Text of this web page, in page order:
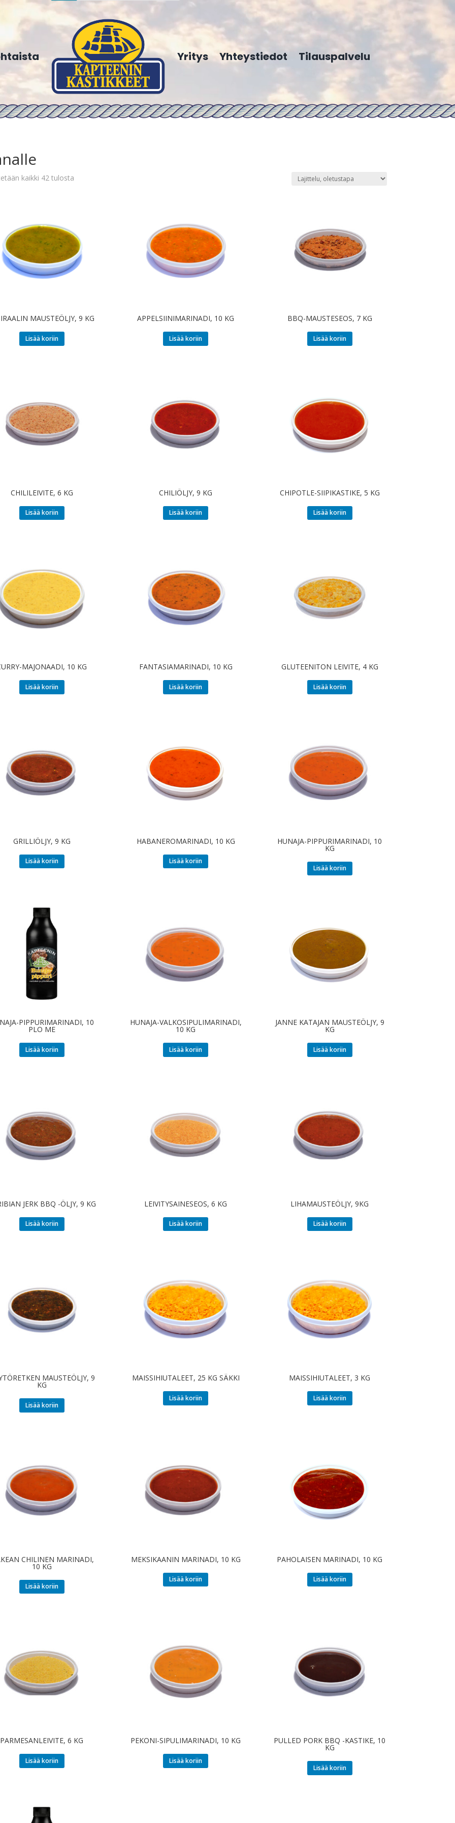
Yritys Yhteystiedot Tilauspalvelu
kaikki 42 tulosta
MAUSTEÖLJY, 9 KG
Lisää koriin
APPELSIINIMARINADI, 10 KG
Lisää koriin
BBQ-MAUSTESEOS, 7 KG
Lisää koriin
CHILILEIVITE, 6 KG
Lisää koriin
CHILIÖLJY, 9 KG
Lisää koriin
CHIPOTLE-SIIPIKASTIKE, 5 KG
Lisää koriin
MAJONAADI, 10 KG
Lisää koriin
FANTASIAMARINADI, 10 KG
Lisää koriin
GLUTEENITON LEIVITE, 4 KG
Lisää koriin
GRILLIÖLJY, 9 KG
Lisää koriin
HABANEROMARINADI, 10 KG
Lisää koriin
HUNAJA-PIPPURIMARINADI, 10
KG
Lisää koriin
PIPPURIMARINADI, 10
PLO ME
Lisää koriin
HUNAJA-VALKOSIPULIMARINADI,
10 KG
Lisää koriin
JANNE KATAJAN MAUSTEÖLJY, 9
KG
Lisää koriin
JERK BBQ -ÖLJY, 9 KG
Lisää koriin
LEIVITYSAINESEOS, 6 KG
Lisää koriin
LIHAMAUSTEÖLJY, 9KG
Lisää koriin
MAUSTEÖLJY, 9
KG
Lisää koriin
MAISSIHIUTALEET, 25 KG SÄKKI
Lisää koriin
MAISSIHIUTALEET, 3 KG
Lisää koriin
CHILINEN MARINADI,
10 KG
Lisää koriin
MEKSIKAANIN MARINADI, 10 KG
Lisää koriin
PAHOLAISEN MARINADI, 10 KG
Lisää koriin
PARMESANLEIVITE, 6 KG
Lisää koriin
PEKONI-SIPULIMARINADI, 10 KG
Lisää koriin
PULLED PORK BBQ -KASTIKE, 10
KG
Lisää koriin